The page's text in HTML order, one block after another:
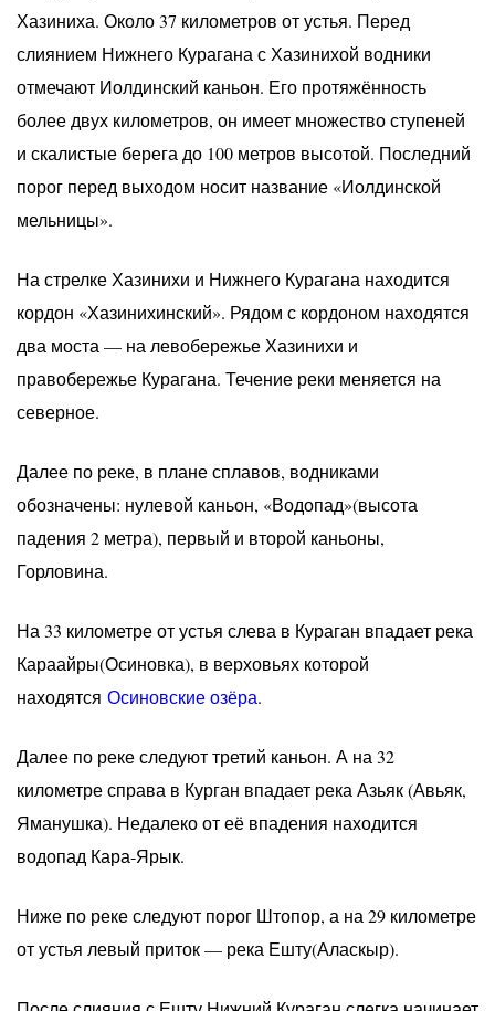
Хазиниха. Около 37 километров от устья. Перед
слиянием Нижнего Курагана с Хазинихой водники
отмечают Иолдинский каньон. Его протяжённость
более двух километров, он имеет множество ступеней
и скалистые берега до 100 метров высотой. Последний
порог перед выходом носит название «Иолдинской
мельницы».
На стрелке Хазинихи и Нижнего Курагана находится
кордон «Хазинихинский». Рядом с кордоном находятся
два моста — на левобережье Хазинихи и
правобережье Курагана. Течение реки меняется на
северное.
Далее по реке, в плане сплавов, водниками
обозначены: нулевой каньон, «Водопад»(высота
падения 2 метра), первый и второй каньоны,
Горловина.
На 33 километре от устья слева в Кураган впадает река
Караайры(Осиновка), в верховьях которой
находятся Осиновские озёра.
Далее по реке следуют третий каньон. А на 32
километре справа в Курган впадает река Азьяк (Авьяк,
Яманушка). Недалеко от её впадения находится
водопад Кара-Ярык.
Ниже по реке следуют порог Штопор, а на 29 километре
от устья левый приток — река Ешту(Аласкыр).